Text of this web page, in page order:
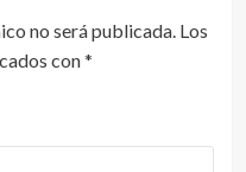
no será publicada. Los
con*